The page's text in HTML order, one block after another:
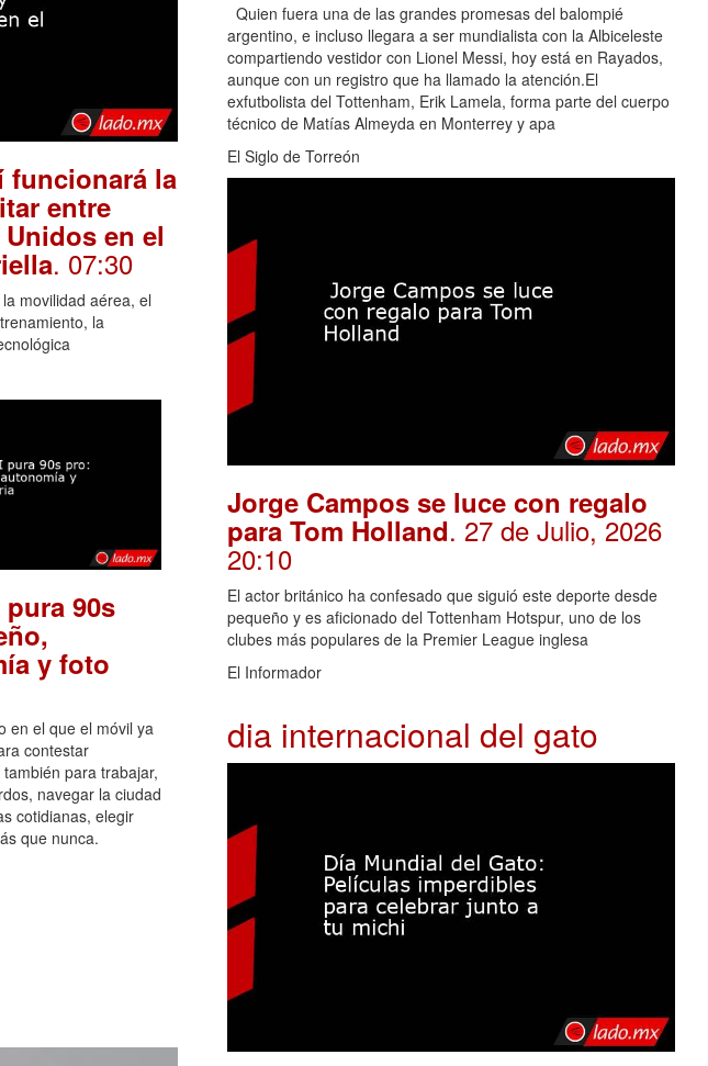
funcionará la
entre
en el
. 07:30
movilidad aérea, el
la
pura 90s
y foto
en el que el móvil ya
contestar
para trabajar,
navegar la ciudad
cotidianas, elegir
que nunca.
Quien fuera una de las grandes promesas del balompié
argentino, e incluso llegara a ser mundialista con la Albiceleste
compartiendo vestidor con Lionel Messi, hoy está en Rayados,
aunque con un registro que ha llamado la atención.El
exfutbolista del Tottenham, Erik Lamela, forma parte del cuerpo
técnico de Matías Almeyda en Monterrey y apa
El Siglo de Torreón
Jorge Campos se luce con regalo
para Tom Holland. 27 de Julio, 2026
20:10
El actor británico ha confesado que siguió este deporte desde
pequeño y es aficionado del Tottenham Hotspur, uno de los
clubes más populares de la Premier League inglesa
El Informador
dia internacional del gato